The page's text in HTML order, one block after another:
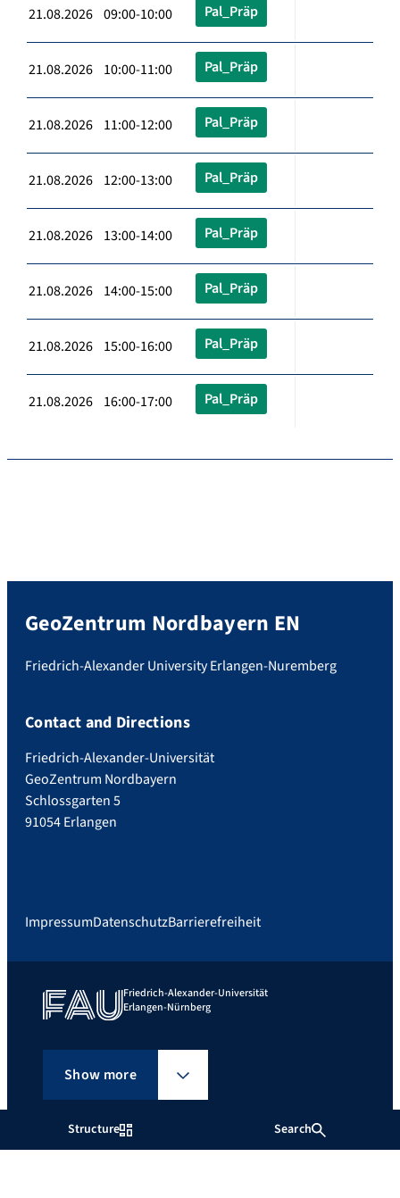
Structure Search
21.08.2026 09:00-10:00 Pal_Präp
21.08.2026 10:00-11:00 Pal_Präp
21.08.2026 11:00-12:00 Pal_Präp
21.08.2026 12:00-13:00 Pal_Präp
21.08.2026 13:00-14:00 Pal_Präp
21.08.2026 14:00-15:00 Pal_Präp
21.08.2026 15:00-16:00 Pal_Präp
21.08.2026 16:00-17:00 Pal_Präp
GeoZentrum Nordbayern EN
Friedrich-Alexander University Erlangen-Nuremberg
Contact and Directions
Friedrich-Alexander-Universität
GeoZentrum Nordbayern
Schlossgarten 5
91054 Erlangen
ImpressumDatenschutzBarrierefreiheit
Friedrich-Alexander-Universität
Erlangen-Nürnberg
Show more